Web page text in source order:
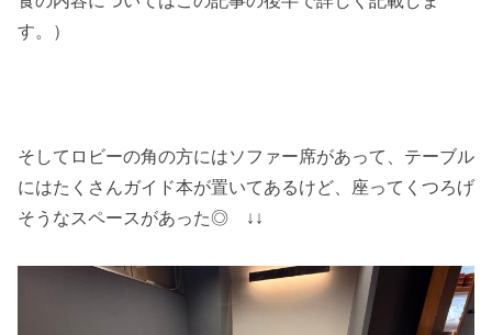
す。）
そしてロビーの角の方にはソファー席があって、テーブル
にはたくさんガイド本が置いてあるけど、座ってくつろげ
そうなスペースがあった◎ ↓↓